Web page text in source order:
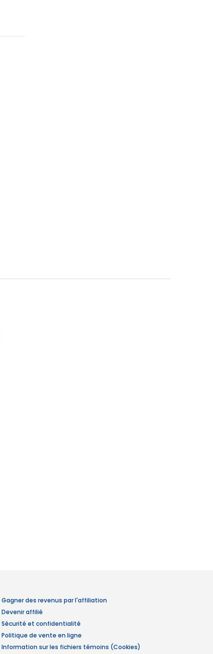
Gagner des revenus par l'affiliation
Devenir affilié
Sécurité et confidentialité
Politique de vente en ligne
Information sur les fichiers témoins (Cookies)